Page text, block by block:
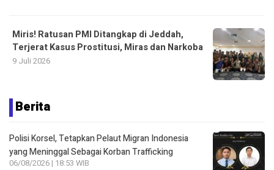
Miris! Ratusan PMI Ditangkap di Jeddah,
Terjerat Kasus Prostitusi, Miras dan Narkoba
9 Juli 2026
Berita
Polisi Korsel, Tetapkan Pelaut Migran Indonesia
yang Meninggal Sebagai Korban Trafficking
06/08/2026 | 18:53 WIB